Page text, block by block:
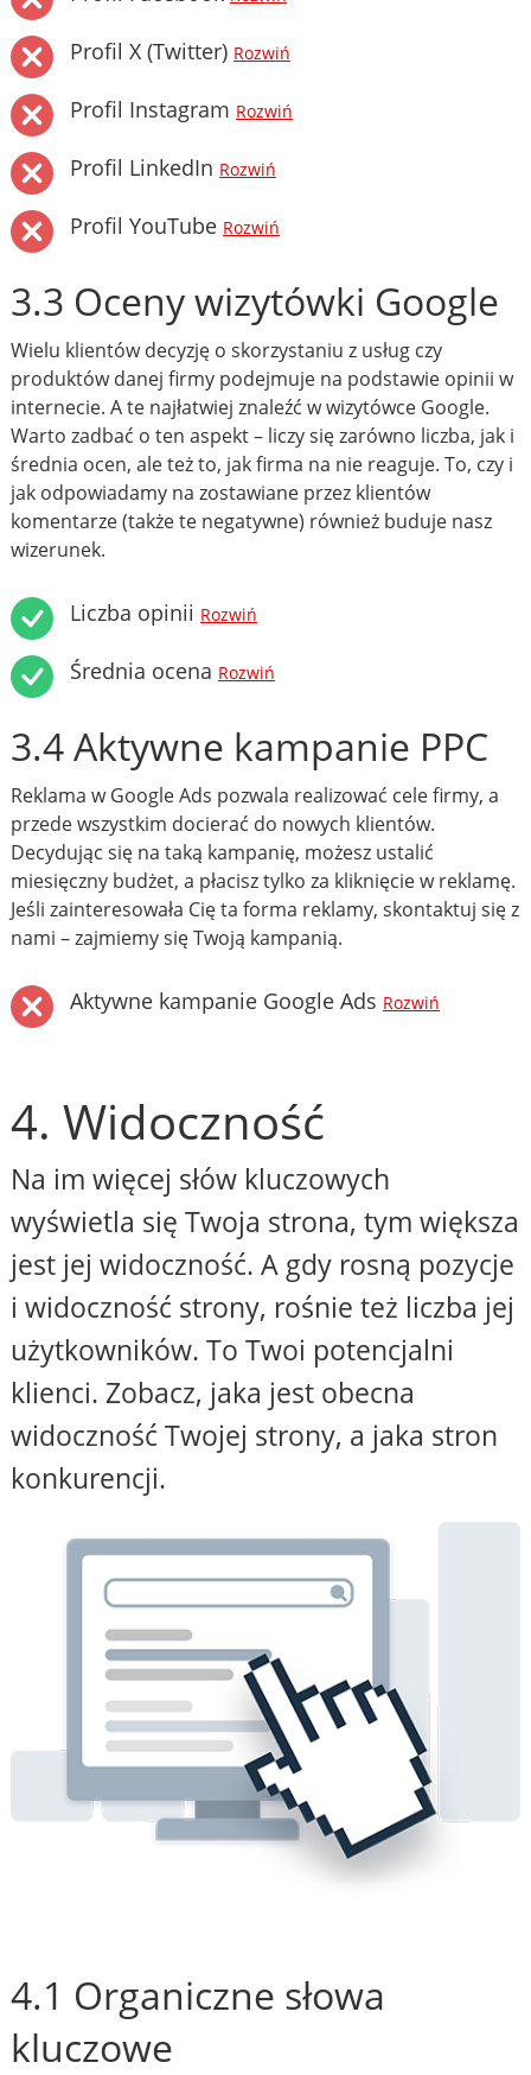
Profil X (Twitter) Rozwiń
Profil Instagram Rozwiń
Profil LinkedIn Rozwiń
Profil YouTube Rozwiń
3.3 Oceny wizytówki Google
Wielu klientów decyzję o skorzystaniu z usług czy
produktów danej firmy podejmuje na podstawie opinii w
internecie. A te najłatwiej znaleźć w wizytówce Google.
Warto zadbać o ten aspekt – liczy się zarówno liczba, jak i
średnia ocen, ale też to, jak firma na nie reaguje. To, czy i
jak odpowiadamy na zostawiane przez klientów
komentarze (także te negatywne) również buduje nasz
wizerunek.
Liczba opinii Rozwiń
Średnia ocena Rozwiń
3.4 Aktywne kampanie PPC
Reklama w Google Ads pozwala realizować cele firmy, a
przede wszystkim docierać do nowych klientów.
Decydując się na taką kampanię, możesz ustalić
miesięczny budżet, a płacisz tylko za kliknięcie w reklamę.
Jeśli zainteresowała Cię ta forma reklamy, skontaktuj się z
nami – zajmiemy się Twoją kampanią.
Aktywne kampanie Google Ads Rozwiń
4. Widoczność
Na im więcej słów kluczowych
wyświetla się Twoja strona, tym większa
jest jej widoczność. A gdy rosną pozycje
i widoczność strony, rośnie też liczba jej
użytkowników. To Twoi potencjalni
klienci. Zobacz, jaka jest obecna
widoczność Twojej strony, a jaka stron
konkurencji.
4.1 Organiczne słowa
kluczowe